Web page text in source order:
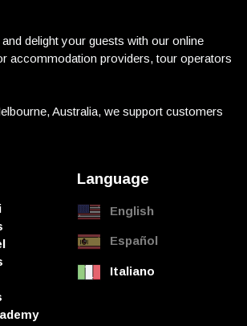
delight your guests with our online
accommodation providers, tour operators
Australia, we support customers
Language
English
Español
Italiano